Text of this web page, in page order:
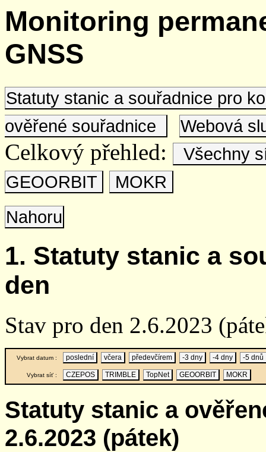
Monitoring
GNSS
Statuty stanic a souřadnice pro
ověřené souřadnice
Webová
Celkový přehled:
Všechny
GEOORBIT
MOKR
Nahoru
1. Statuty stanic a
den
Stav pro den 2.6.2023
Vybrat datum : poslední včera předevčírem -3 dny -4 dny -5 dnů
Vybrat síť : CZEPOS TRIMBLE TopNet GEOORBIT MOKR
Statuty stanic a
2.6.2023 (pátek)